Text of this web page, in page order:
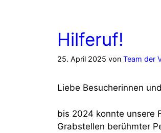
Hilferuf!
25. April 2025 von Team der
Liebe Besucherinnen
bis 2024 konnte unsere
Grabstellen berühmter